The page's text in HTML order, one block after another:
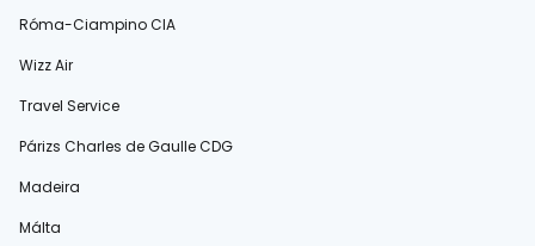
Róma-Ciampino CIA
Wizz Air
Travel Service
Párizs Charles de Gaulle CDG
Madeira
Málta